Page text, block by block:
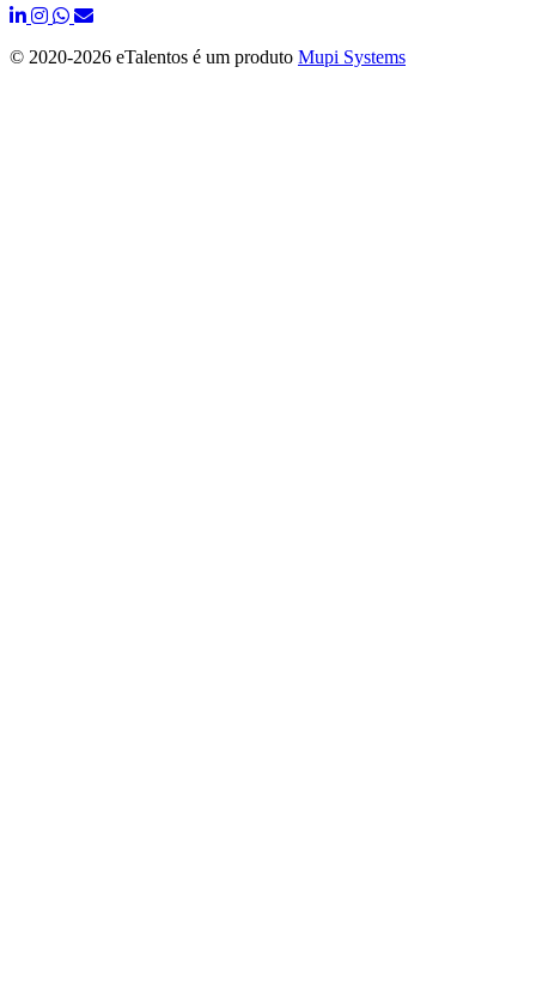
© 2020-2026 eTalentos é um produto Mupi Systems